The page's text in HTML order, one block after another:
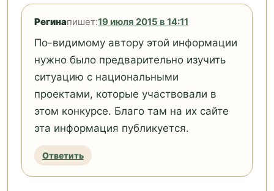
Регинапишет:19 июля 2015 в 14:11
По-видимому автору этой информации
нужно было предварительно изучить
ситуацию с национальными
проектами, которые участвовали в
этом конкурсе. Благо там на их сайте
эта информация публикуется.
Ответить